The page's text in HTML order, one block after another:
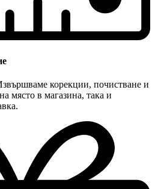
корекции, почистване и
място в магазина, така и